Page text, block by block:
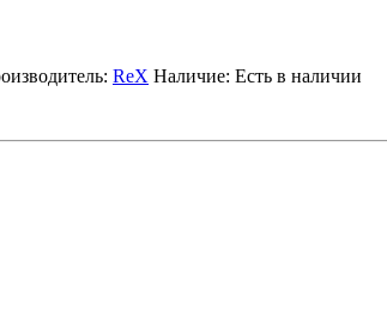
ReX Наличие: Есть в наличии